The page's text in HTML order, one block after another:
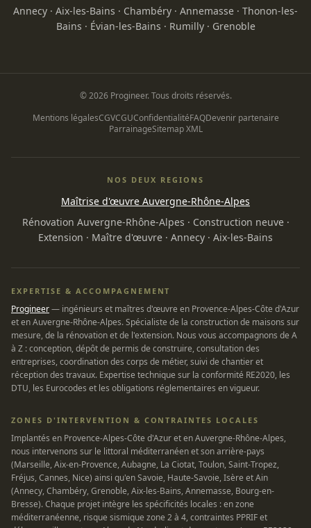
Annecy · Aix-les-Bains · Chambéry · Annemasse · Thonon-les-
Bains · Évian-les-Bains · Rumilly· Grenoble
© 2026 Progineer. Tous droits réservés.
Mentions légalesCGVCGUConfidentialitéFAQDevenir partenaire
ParrainageSitemap XML
NOS DEUX REGIONS
Maîtrise d'œuvre Auvergne-Rhône-Alpes
Rénovation Auvergne-Rhône-Alpes · Construction neuve·
Extension · Maître d'œuvre · Annecy · Aix-les-Bains
EXPERTISE & ACCOMPAGNEMENT
Progineer— ingénieurs et maîtres d'œuvre en Provence-Alpes-Côte d'Azur
et en Auvergne-Rhône-Alpes. Spécialiste de la construction de maisons sur
mesure, de la rénovation et de l'extension. Nous vous accompagnons de A
à Z : conception, dépôt de permis de construire, consultation des
entreprises, coordination des corps de métier, suivi de chantier et
réception des travaux. Expertise technique sur la conformité RE2020, les
DTU, les Eurocodes et les obligations réglementaires en vigueur.
ZONES D'INTERVENTION & CONTRAINTES LOCALES
Implantés en Provence-Alpes-Côte d'Azur et en Auvergne-Rhône-Alpes,
nous intervenons sur le littoral méditerranéen et son arrière-pays
(Marseille, Aix-en-Provence, Aubagne, La Ciotat, Toulon, Saint-Tropez,
Fréjus, Cannes, Nice) ainsi qu'en Savoie, Haute-Savoie, Isère et Ain
(Annecy, Chambéry, Grenoble, Aix-les-Bains, Annemasse, Bourg-en-
Bresse). Chaque projet intègre les spécificités locales : en zone
méditerranéenne, risque sismique zone 2 à 4, contraintes PPRIF et